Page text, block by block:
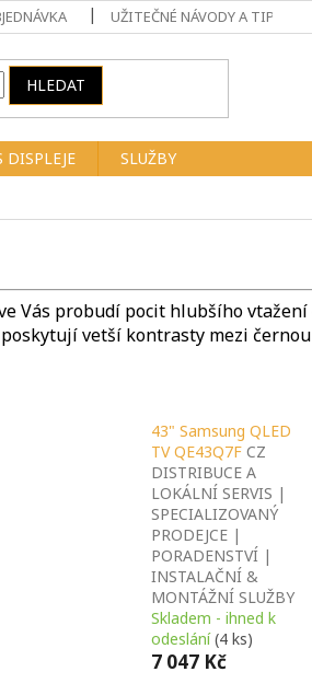
UŽITEČNÉ NÁVODY A TIPY
HLEDAT
DISPLEJE
SLUŽBY
Vás probudí pocit hlubšího
vetší kontrasty mezi
43" Samsung QLED
TV QE43Q7F CZ
DISTRIBUCE A
LOKÁLNÍ SERVIS |
SPECIALIZOVANÝ
PRODEJCE |
PORADENSTVÍ |
INSTALAČNÍ &
MONTÁŽNÍ SLUŽBY
Skladem - ihned k
odeslání(4 ks)
7 047 Kč